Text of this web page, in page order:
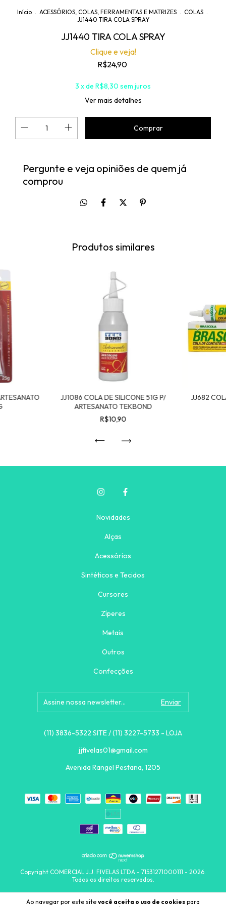
Ao navegar por este site você aceita o uso de cookies para
Início ACESSÓRIOS, COLAS, FERRAMENTAS E MATRIZES COLAS
JJ1440 TIRA COLA SPRAY
JJ1440 TIRA COLA SPRAY
Clique e veja!
R$24,90
3 x de R$8,30 sem juros
Ver mais detalhes
Pergunte e veja opiniões de quem já
comprou
Produtos similares
JJ1086 COLA DE SILICONE 51G P/
ARTESANATO TEKBOND
R$10,90
JJ682
Novidades
Alças
Acessórios
Sintéticos e Tecidos
Cursores
Zíperes
Metais
Outros
Confecções
(11) 3836-5322 SITE / (11) 3227-5733 - LOJA
jjfivelas01@gmail.com
Avenida Rangel Pestana, 1205
Copyright COMERCIAL J.J. FIVELAS LTDA - 71531271000111 - 2026.
Todos os direitos reservados.